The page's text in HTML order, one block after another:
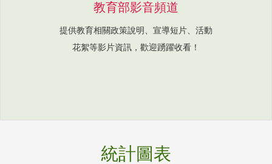
教育部影音頻道
提供教育相關政策說明、宣導短片、活動
花絮等影片資訊，歡迎踴躍收看！
統計圖表